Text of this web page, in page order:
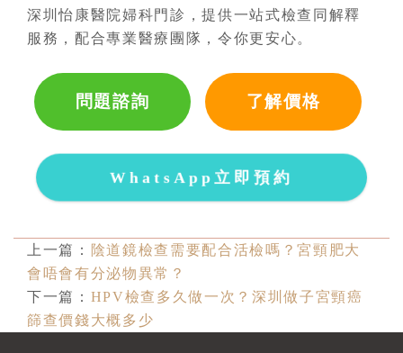
深圳怡康醫院婦科門診，提供一站式檢查同解釋
服務，配合專業醫療團隊，令你更安心。
問題諮詢 了解價格
WhatsApp立即預約
上一篇：
陰道鏡檢查需要配合活檢嗎？宮頸肥大
會唔會有分泌物異常？
下一篇： HPV檢查多久做一次？深圳做子宮頸癌
篩查價錢大概多少